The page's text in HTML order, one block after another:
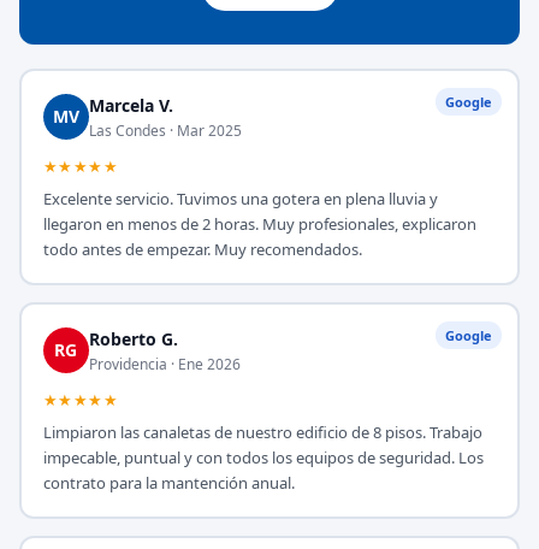
Google
MV Marcela V.
Las Condes · Mar 2025
★★★★★
Excelente servicio. Tuvimos una gotera en plena lluvia y
llegaron en menos de 2 horas. Muy profesionales, explicaron
todo antes de empezar. Muy recomendados.
Google
RG Roberto G.
Providencia · Ene 2026
★★★★★
Limpiaron las canaletas de nuestro edificio de 8 pisos. Trabajo
impecable, puntual y con todos los equipos de seguridad. Los
contrato para la mantención anual.